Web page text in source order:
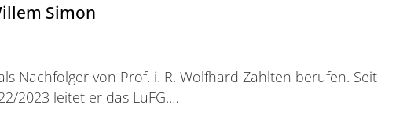
Simon
Nachfolger von Prof. i. R. Wolfhard Zahlten berufen. Seit
2023 leitet er das LuFG.…